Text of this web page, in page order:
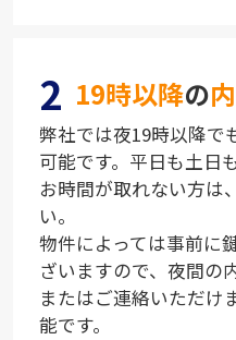
2 19時以降の
弊社では夜19時以降で
可能です。平日も土日
お時間が取れない方は
い。
物件によっては事前に
ざいますので、夜間の
またはご連絡いただけ
能です。